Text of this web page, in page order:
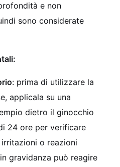
e non
sono considerate
: prima di utilizzare la
applicala su una
dietro il ginocchio
24 ore per verificare
o reazioni
gravidanza può reagire